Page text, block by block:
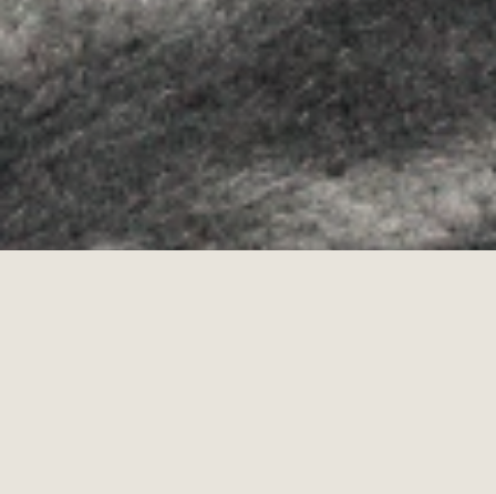
Allyon — Barcelona, Spain
Copyrights © 2026 AVÍS LEGAL ·
POLÍTICA DE COOKIES POLÍTICA DE PRIVACITAT ·